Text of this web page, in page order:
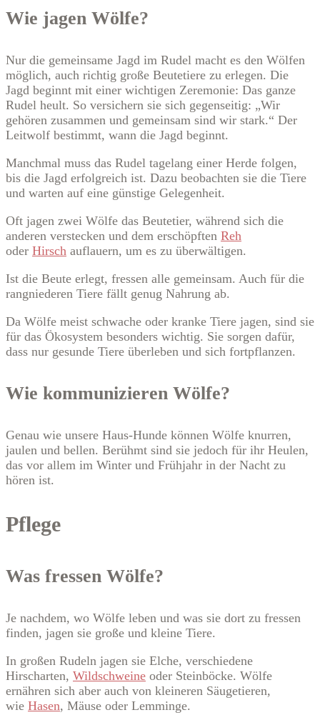
Wie jagen Wölfe?
Nur die gemeinsame Jagd im Rudel macht es den Wölfen
möglich, auch richtig große Beutetiere zu erlegen. Die
Jagd beginnt mit einer wichtigen Zeremonie: Das ganze
Rudel heult. So versichern sie sich gegenseitig: „Wir
gehören zusammen und gemeinsam sind wir stark.“ Der
Leitwolf bestimmt, wann die Jagd beginnt.
Manchmal muss das Rudel tagelang einer Herde folgen,
bis die Jagd erfolgreich ist. Dazu beobachten sie die Tiere
und warten auf eine günstige Gelegenheit.
Oft jagen zwei Wölfe das Beutetier, während sich die
anderen verstecken und dem erschöpften Reh
oder Hirsch auflauern, um es zu überwältigen.
Ist die Beute erlegt, fressen alle gemeinsam. Auch für die
rangniederen Tiere fällt genug Nahrung ab.
Da Wölfe meist schwache oder kranke Tiere jagen, sind sie
für das Ökosystem besonders wichtig. Sie sorgen dafür,
dass nur gesunde Tiere überleben und sich fortpflanzen.
Wie kommunizieren Wölfe?
Genau wie unsere Haus-Hunde können Wölfe knurren,
jaulen und bellen. Berühmt sind sie jedoch für ihr Heulen,
das vor allem im Winter und Frühjahr in der Nacht zu
hören ist.
Pflege
Was fressen Wölfe?
Je nachdem, wo Wölfe leben und was sie dort zu fressen
finden, jagen sie große und kleine Tiere.
In großen Rudeln jagen sie Elche, verschiedene
Hirscharten, Wildschweine oder Steinböcke. Wölfe
ernähren sich aber auch von kleineren Säugetieren,
wie Hasen, Mäuse oder Lemminge.